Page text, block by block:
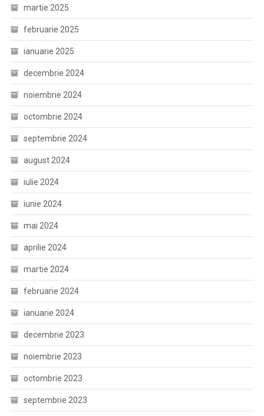
martie 2025
februarie 2025
ianuarie 2025
decembrie 2024
noiembrie 2024
octombrie 2024
septembrie 2024
august 2024
iulie 2024
iunie 2024
mai 2024
aprilie 2024
martie 2024
februarie 2024
ianuarie 2024
decembrie 2023
noiembrie 2023
octombrie 2023
septembrie 2023